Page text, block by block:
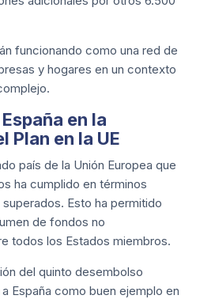
funcionando como una red de
y hogares en un contexto
en la
Plan en la UE
país de la Unión Europea que
ha cumplido en términos
superados. Esto ha permitido
de fondos no
todos los Estados miembros.
del quinto desembolso
España como buen ejemplo en